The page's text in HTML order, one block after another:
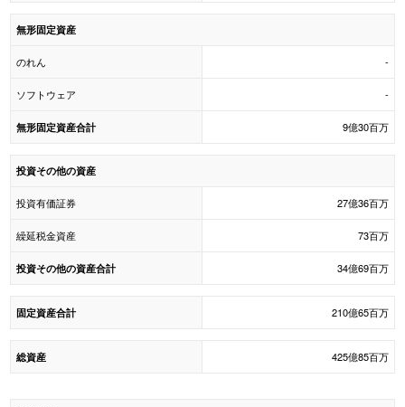
無形固定資産
のれん -
ソフトウェア -
無形固定資産合計 9億30百万
投資その他の資産
投資有価証券 27億36百万
繰延税金資産 73百万
投資その他の資産合計 34億69百万
固定資産合計 210億65百万
総資産 425億85百万